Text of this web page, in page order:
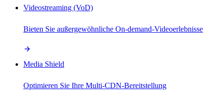
Videostreaming (VoD)
Bieten Sie außergewöhnliche On-demand-Videoerlebnisse
Media Shield
Optimieren Sie Ihre Multi-CDN-Bereitstellung